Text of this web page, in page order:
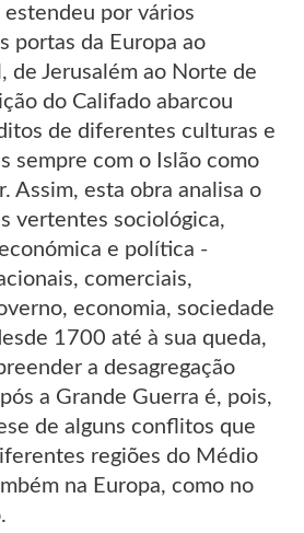
estendeu por vários
portas da Europa ao
de Jerusalém ao Norte de
do Califado abarcou
de diferentes culturas e
sempre com o Islão como
Assim, esta obra analisa o
vertentes sociológica,
e política -
comerciais,
economia, sociedade
1700 até à sua queda,
a desagregação
a Grande Guerra é, pois,
de alguns conflitos que
regiões do Médio
na Europa, como no